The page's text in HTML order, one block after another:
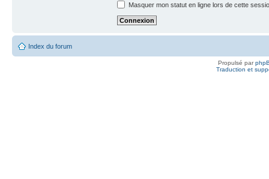
Masquer mon statut en ligne lors de cette
Index du forum
Propulsé par
Traduction et